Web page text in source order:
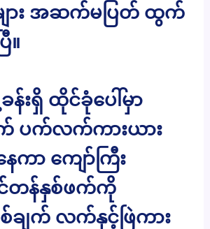
ား အဆက်မပြတ် ထွက်
။
န်းရှိ ထိုင်ခုံပေါ်မှာ
ပက်လက်ကားယား
ေကာ ကျော်ကြီး
တန်နှစ်ဖက်ကို
ျက် လက်နှင့်ဖြဲကား